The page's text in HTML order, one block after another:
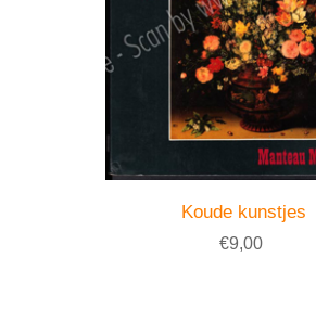
Koude kunstjes
€9,00